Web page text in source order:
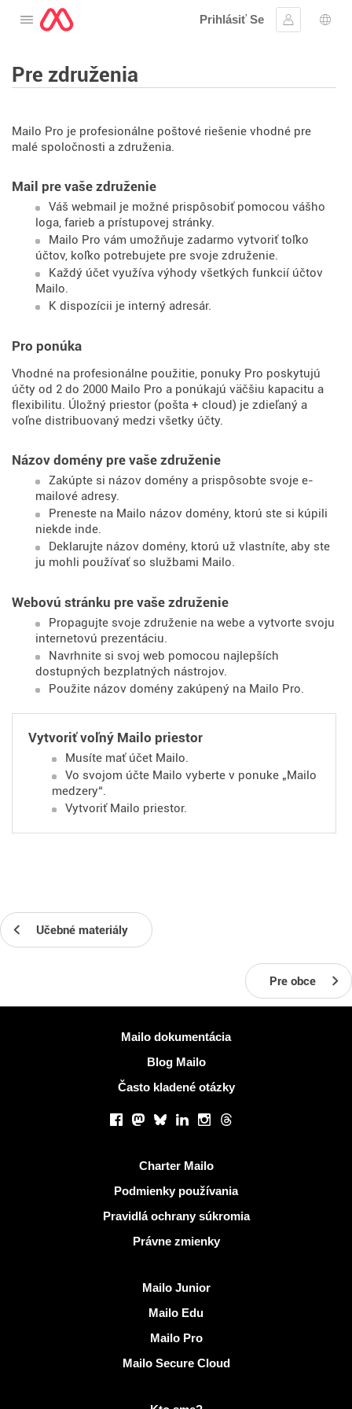
Otvorte menu
Prihlásiť Se
Prihlásiť sa
Pre združenia
Mailo Pro je profesionálne poštové riešenie vhodné pre
malé spoločnosti a združenia.
Mail pre vaše združenie
Váš webmail je možné prispôsobiť pomocou vášho
loga, farieb a prístupovej stránky.
Mailo Pro vám umožňuje zadarmo vytvoriť toľko
účtov, koľko potrebujete pre svoje združenie.
Každý účet využíva výhody všetkých funkcií účtov
Mailo.
K dispozícii je interný adresár.
Pro ponúka
Vhodné na profesionálne použitie, ponuky Pro poskytujú
účty od 2 do 2000 Mailo Pro a ponúkajú väčšiu kapacitu a
flexibilitu. Úložný priestor (pošta + cloud) je zdieľaný a
voľne distribuovaný medzi všetky účty.
Názov domény pre vaše združenie
Zakúpte si názov domény a prispôsobte svoje e-
mailové adresy.
Preneste na Mailo názov domény, ktorú ste si kúpili
niekde inde.
Deklarujte názov domény, ktorú už vlastníte, aby ste
ju mohli používať so službami Mailo.
Webovú stránku pre vaše združenie
Propagujte svoje združenie na webe a vytvorte svoju
internetovú prezentáciu.
Navrhnite si svoj web pomocou najlepších
dostupných bezplatných nástrojov.
Použite názov domény zakúpený na Mailo Pro.
Vytvoriť voľný Mailo priestor
Musíte mať účet Mailo.
Vo svojom účte Mailo vyberte v ponuke „Mailo
medzery“.
Vytvoriť Mailo priestor.
Učebné materiály
Pre obce
Mailo dokumentácia
Blog Mailo
Často kladené otázky
Facebook
Mastodon
BlueskyLinkedInInstagram
Threads
Charter Mailo
Podmienky používania
Pravidlá ochrany súkromia
Právne zmienky
Mailo Junior
Mailo Edu
Mailo Pro
Mailo Secure Cloud